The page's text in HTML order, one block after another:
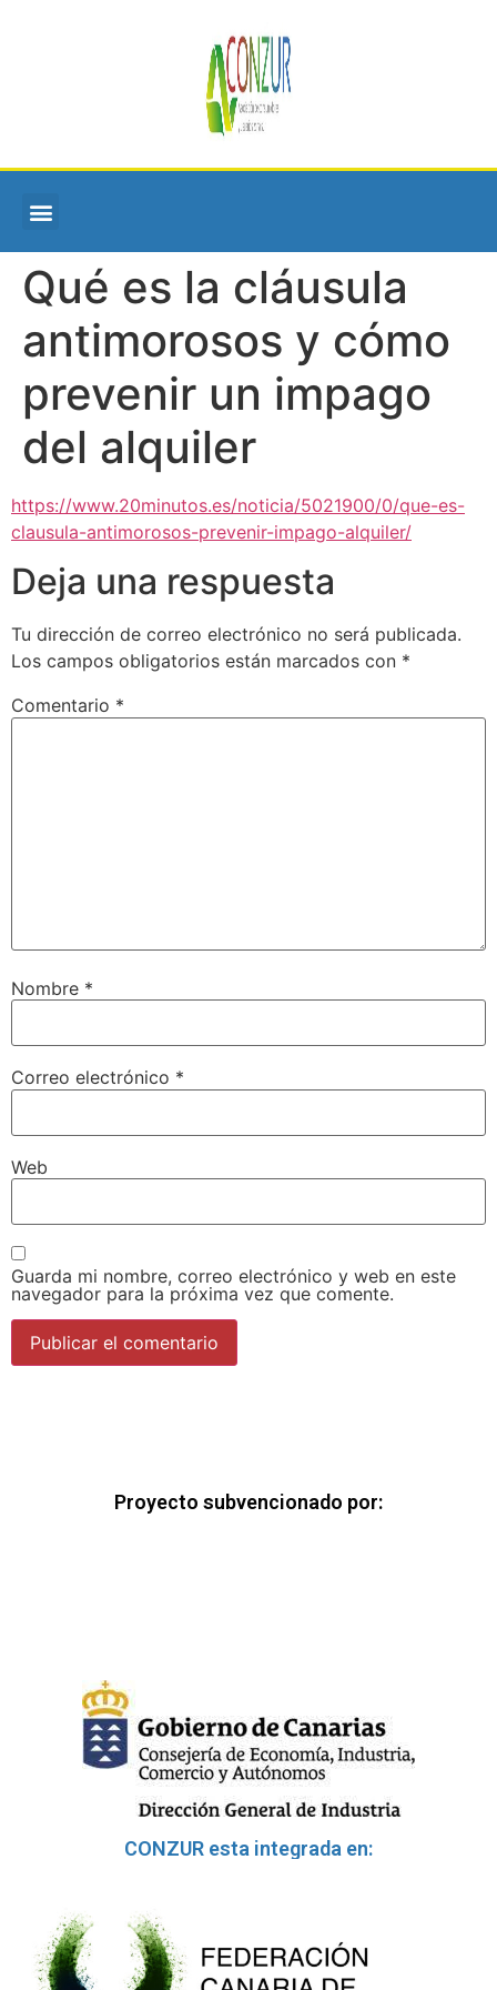
Qué es la cláusula
antimorosos y cómo
prevenir un impago
del alquiler
https://www.20minutos.es/noticia/5021900/0/que-es-
clausula-antimorosos-prevenir-impago-alquiler/
Deja una respuesta
Tu dirección de correo electrónico no será publicada.
Los campos obligatorios están marcados con *
Comentario *
Nombre *
Correo electrónico *
Web
Guarda mi nombre, correo electrónico y web en este
navegador para la próxima vez que comente.
Proyecto subvencionado por:
CONZUR esta integrada en: